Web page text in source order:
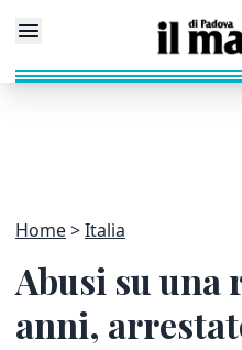
Home Italia
Abusi su una
anni,